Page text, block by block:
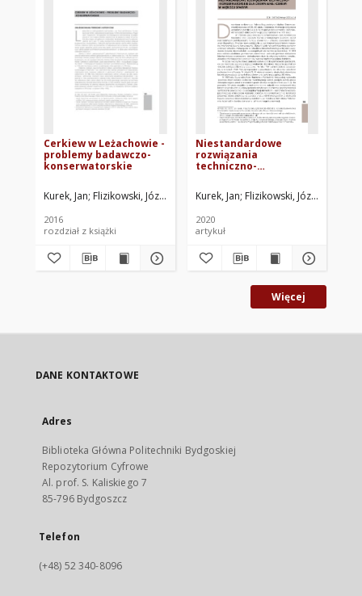
Cerkiew w Leżachowie -
problemy badawczo-
konserwatorskie
Kurek, Jan Flizikowski, Józef. Red. Rzepecki, Grzegorz. Red. nauk.
2016
rozdział z książki
Niestandardowe
rozwiązania
techniczno-
drewnianej cerkwi w
Miękiszu Starym
Kurek, Jan Flizikowski, Józef. Red.
2020
artykuł
Więcej
DANE KONTAKTOWE
Adres
Biblioteka Główna Politechniki Bydgoskiej
Repozytorium Cyfrowe
Al. prof. S. Kaliskiego 7
85-796 Bydgoszcz
Telefon
(+48) 52 340-8096